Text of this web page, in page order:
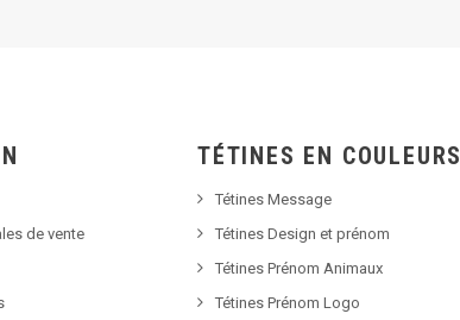
de vente
TÉTINES EN COULEURS
Tétines Message
Tétines Design et prénom
Tétines Prénom Animaux
Tétines Prénom Logo